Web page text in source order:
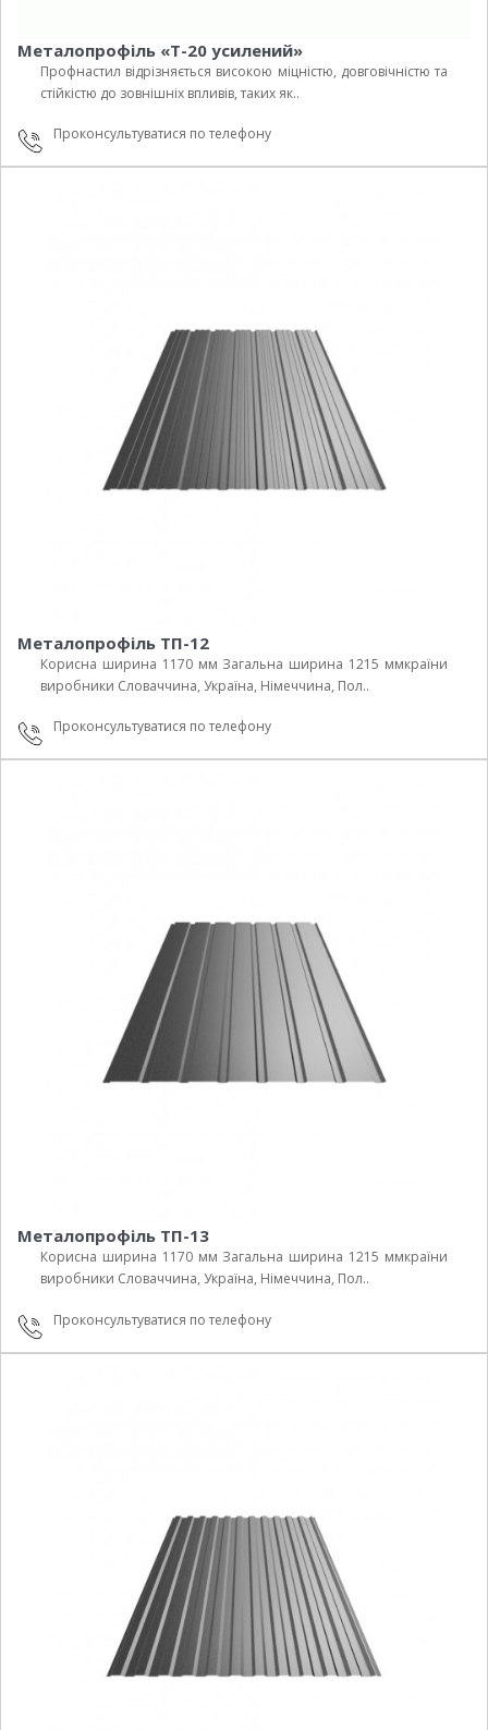
Металопрофіль «Т-20 усилений»
Профнастил відрізняється високою міцністю, довговічністю та
стійкістю до зовнішніх впливів, таких як..
Проконсультуватися по телефону
Металопрофіль ТП-12
Корисна ширина 1170 мм Загальна ширина 1215 ммкраїни
виробники Cловаччина, Україна, Німеччина, Пол..
Проконсультуватися по телефону
Металопрофіль ТП-13
Корисна ширина 1170 мм Загальна ширина 1215 ммкраїни
виробники Cловаччина, Україна, Німеччина, Пол..
Проконсультуватися по телефону